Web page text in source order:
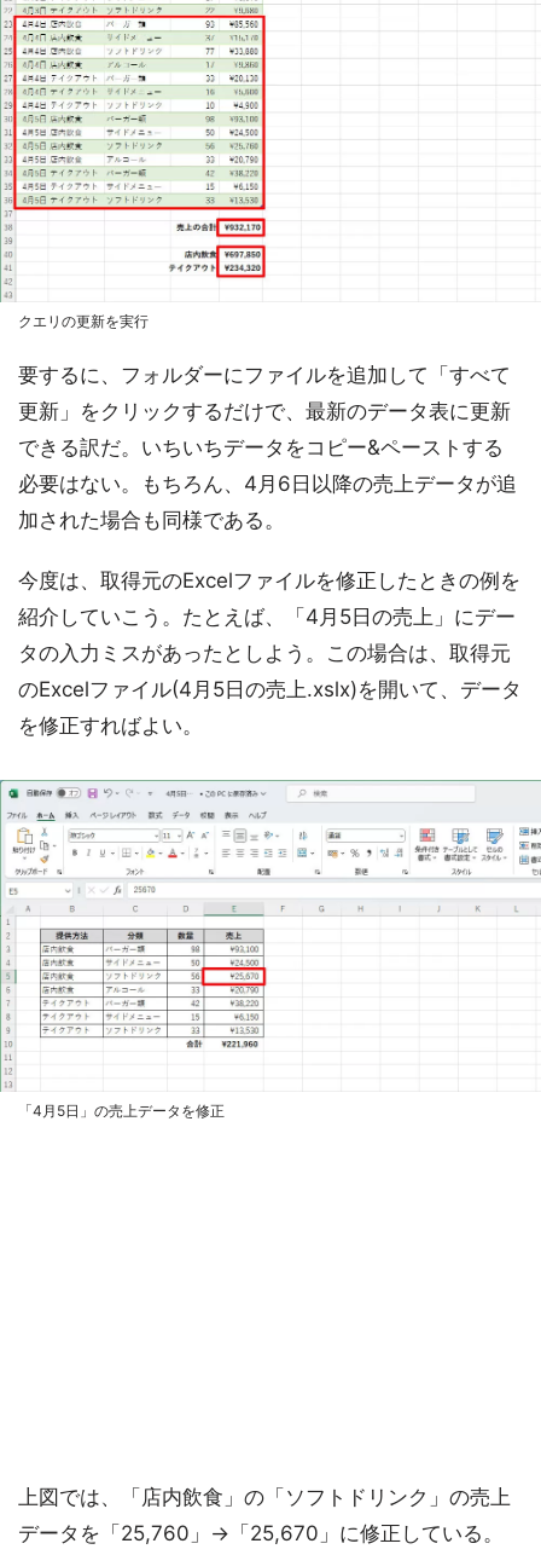
クエリの更新を実行
要するに、フォルダーにファイルを追加して「すべて
更新」をクリックするだけで、最新のデータ表に更新
できる訳だ。いちいちデータをコピー&ペーストする
必要はない。もちろん、4月6日以降の売上データが追
加された場合も同様である。
今度は、取得元のExcelファイルを修正したときの例を
紹介していこう。たとえば、「4月5日の売上」にデー
タの入力ミスがあったとしよう。この場合は、取得元
のExcelファイル(4月5日の売上.xslx)を開いて、データ
を修正すればよい。
「4月5日」の売上データを修正
上図では、「店内飲食」の「ソフトドリンク」の売上
データを「25,760」→「25,670」に修正している。